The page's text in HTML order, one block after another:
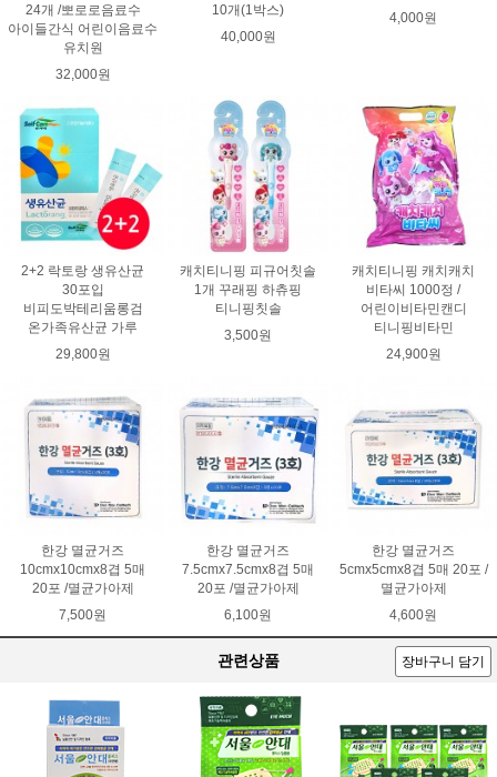
24개 /뽀로로음료수
아이들간식 어린이음료수
유치원
32,000원
10개(1박스)
40,000원
4,000원
2+2 락토랑 생유산균
30포입
비피도박테리움롱검
온가족유산균 가루
29,800원
캐치티니핑 피규어칫솔
1개 꾸래핑 하츄핑
티니핑칫솔
3,500원
캐치티니핑 캐치캐치
비타씨 1000정 /
어린이비타민캔디
티니핑비타민
24,900원
한강 멸균거즈
10cmx10cmx8겹 5매
20포 /멸균가아제
7,500원
한강 멸균거즈
7.5cmx7.5cmx8겹 5매
20포 /멸균가아제
6,100원
한강 멸균거즈
5cmx5cmx8겹 5매 20포 /
멸균가아제
4,600원
관련상품 장바구니 담기